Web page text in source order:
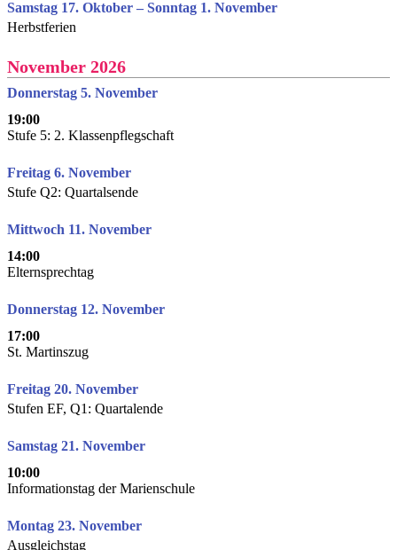
Samstag 17. Oktober – Sonntag 1. November
Herbstferien
November 2026
Donnerstag 5. November
19:00
Stufe 5: 2. Klassenpflegschaft
Freitag 6. November
Stufe Q2: Quartalsende
Mittwoch 11. November
14:00
Elternsprechtag
Donnerstag 12. November
17:00
St. Martinszug
Freitag 20. November
Stufen EF, Q1: Quartalende
Samstag 21. November
10:00
Informationstag der Marienschule
Montag 23. November
Ausgleichstag